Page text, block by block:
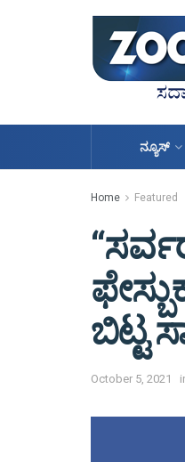
ನ್ಯೂಸ್
Home Featured
ಬಿಟ್ಟ
October 5, 2021